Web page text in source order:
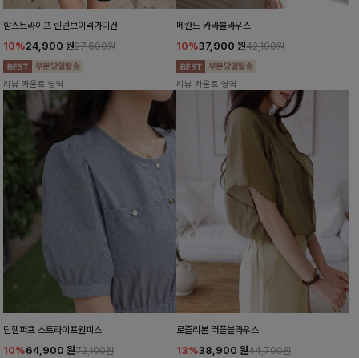
함스트라이프 린넨브이넥가디건
10%24,900 원27,600원
리뷰 카운트 영역
메칸드 카라블라우스
10%37,900 원42,100원
리뷰 카운트 영역
딘젤퍼프 스트라이프원피스
10%64,900 원72,100원
로즐리본 러플블라우스
13%38,900 원44,700원